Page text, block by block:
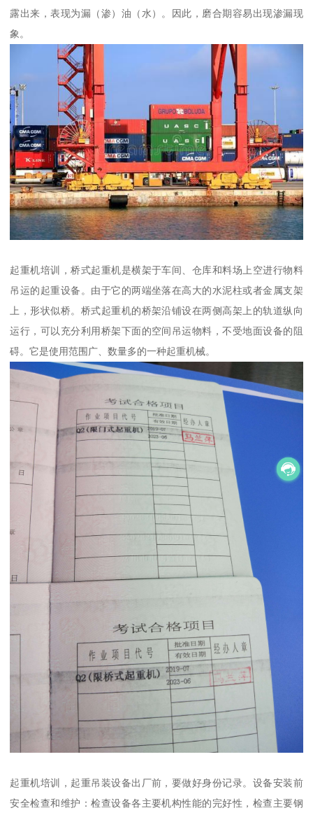
露出来，表现为漏（渗）油（水）。因此，磨合期容易出现渗漏现
象。
起重机培训，桥式起重机是横架于车间、仓库和料场上空进行物料
吊运的起重设备。由于它的两端坐落在高大的水泥柱或者金属支架
上，形状似桥。桥式起重机的桥架沿铺设在两侧高架上的轨道纵向
运行，可以充分利用桥架下面的空间吊运物料，不受地面设备的阻
碍。它是使用范围广、数量多的一种起重机械。
起重机培训，起重吊装设备出厂前，要做好身份记录。设备安装前
安全检查和维护：检查设备各主要机构性能的完好性，检查主要钢